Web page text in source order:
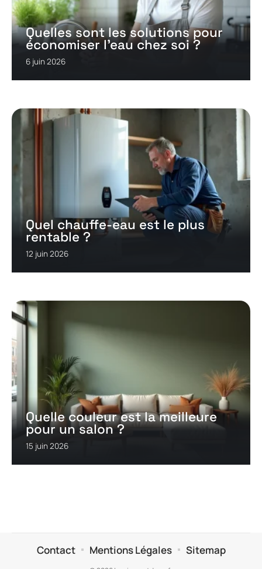
Quelles sont les solutions pour
économiser l’eau chez soi ?
6 juin 2026
Quel chauffe-eau est le plus
rentable ?
12 juin 2026
Quelle couleur est la meilleure
pour un salon ?
15 juin 2026
Contact Mentions Légales Sitemap